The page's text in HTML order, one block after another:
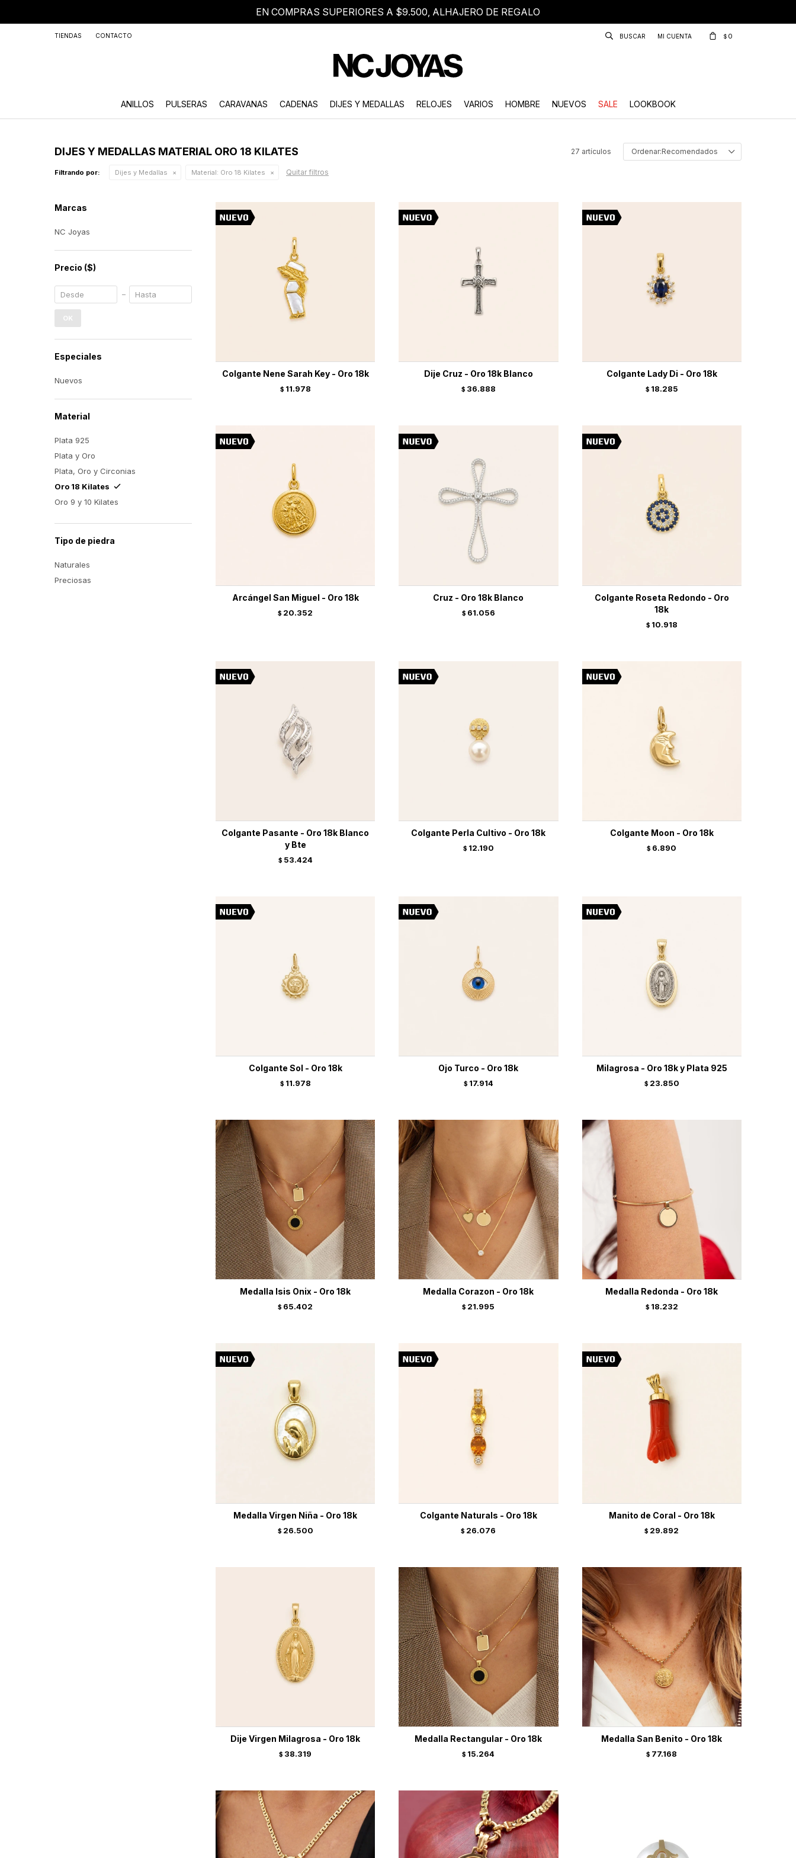
EN COMPRAS SUPERIORES A $9.500, ALHAJERO DE REGALO
ANILLOS PULSERAS CARAVANAS CADENAS DIJES Y MEDALLAS RELOJES VARIOS HOMBRE NUEVOS SALE LOOKBOOK
$ 0
TIENDAS CONTACTO
DIJES Y MEDALLAS MATERIAL ORO 18 KILATES 27 artículos Recomendados
Filtrando por: Dijes y Medallas Material: Oro 18 Kilates Quitar filtros
Colgante Nene Sarah Key - Oro 18k
$ 11.978
Dije Cruz - Oro 18k Blanco
$ 36.888
Colgante Lady Di - Oro 18k
$ 18.285
Arcángel San Miguel - Oro 18k
$ 20.352
Cruz - Oro 18k Blanco
$ 61.056
Colgante Roseta Redondo - Oro
18k
$ 10.918
Colgante Pasante - Oro 18k Blanco
y Bte
$ 53.424
Colgante Perla Cultivo - Oro 18k
$ 12.190
Colgante Moon - Oro 18k
$ 6.890
Colgante Sol - Oro 18k
$ 11.978
Ojo Turco - Oro 18k
$ 17.914
Milagrosa - Oro 18k y Plata 925
$ 23.850
Medalla Isis Onix - Oro 18k
$ 65.402
Medalla Corazon - Oro 18k
$ 21.995
Medalla Redonda - Oro 18k
$ 18.232
Medalla Virgen Niña - Oro 18k
$ 26.500
Colgante Naturals - Oro 18k
$ 26.076
Manito de Coral - Oro 18k
$ 29.892
Dije Virgen Milagrosa - Oro 18k
$ 38.319
Medalla Rectangular - Oro 18k
$ 15.264
Medalla San Benito - Oro 18k
$ 77.168
Marcas
NC Joyas
Precio ($)
OK
Especiales
Nuevos
Material
Plata 925
Plata y Oro
Plata, Oro y Circonias
Oro 18 Kilates
Oro 9 y 10 Kilates
Tipo de piedra
Naturales
Preciosas